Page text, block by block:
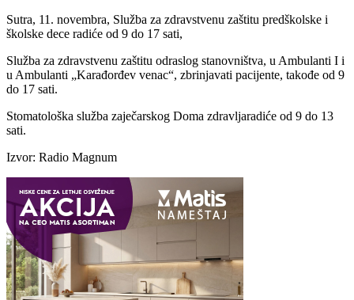
Sutra, 11. novembra, Služba za zdravstvenu zaštitu predškolske i
školske dece radiće od 9 do 17 sati,
Služba za zdravstvenu zaštitu odraslog stanovništva, u Ambulanti I i
u Ambulanti „Karađorđev venac“, zbrinjavati pacijente, takođe od 9
do 17 sati.
Stomatološka služba zaječarskog Doma zdravljaradiće od 9 do 13
sati.
Izvor: Radio Magnum